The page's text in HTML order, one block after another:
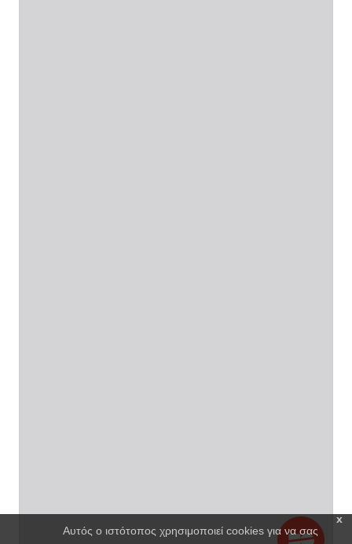
x
Αυτός ο ιστότοπος χρησιμοποιεί cookies για να σας